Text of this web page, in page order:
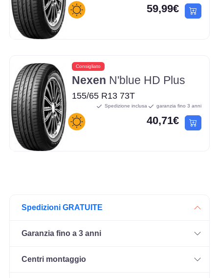
59,99€
Consigliato
Nexen N'blue HD Plus
155/65 R13 73T
Spedizione inclusa garanzia fino 3 anni
40,71€
Spedizioni GRATUITE
Garanzia fino a 3 anni
Centri montaggio